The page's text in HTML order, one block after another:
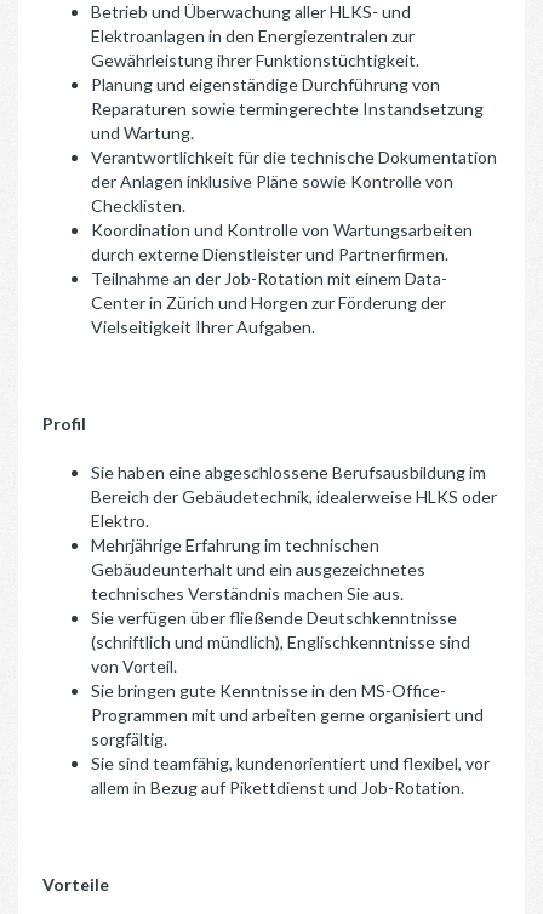
Betrieb und Überwachung aller HLKS- und
Elektroanlagen in den Energiezentralen zur
Gewährleistung ihrer Funktionstüchtigkeit.
Planung und eigenständige Durchführung von
Reparaturen sowie termingerechte Instandsetzung
und Wartung.
Verantwortlichkeit für die technische Dokumentation
der Anlagen inklusive Pläne sowie Kontrolle von
Checklisten.
Koordination und Kontrolle von Wartungsarbeiten
durch externe Dienstleister und Partnerfirmen.
Teilnahme an der Job-Rotation mit einem Data-
Center in Zürich und Horgen zur Förderung der
Vielseitigkeit Ihrer Aufgaben.
Profil
Sie haben eine abgeschlossene Berufsausbildung im
Bereich der Gebäudetechnik, idealerweise HLKS oder
Elektro.
Mehrjährige Erfahrung im technischen
Gebäudeunterhalt und ein ausgezeichnetes
technisches Verständnis machen Sie aus.
Sie verfügen über fließende Deutschkenntnisse
(schriftlich und mündlich), Englischkenntnisse sind
von Vorteil.
Sie bringen gute Kenntnisse in den MS-Office-
Programmen mit und arbeiten gerne organisiert und
sorgfältig.
Sie sind teamfähig, kundenorientiert und flexibel, vor
allem in Bezug auf Pikettdienst und Job-Rotation.
Vorteile